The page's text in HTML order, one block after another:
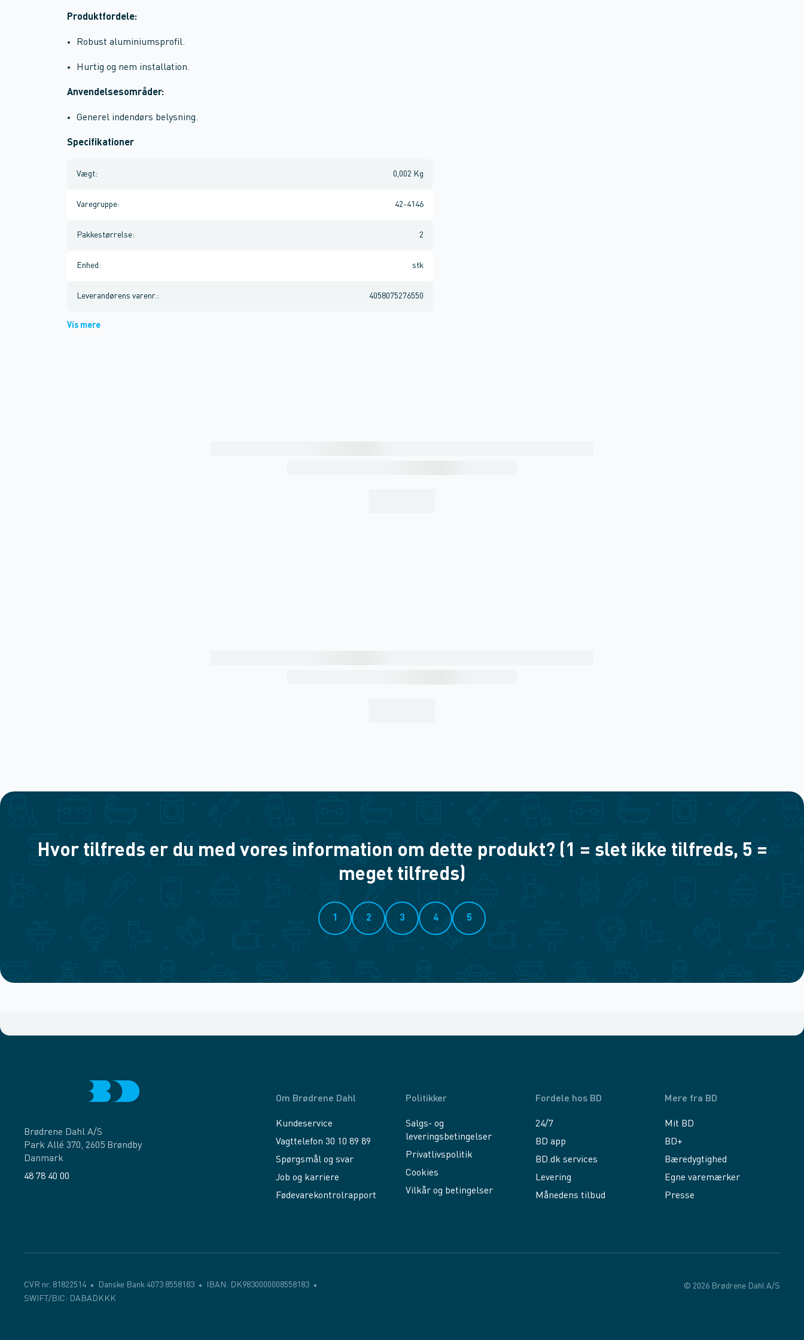
Produktfordele:
Robust aluminiumsprofil.
Hurtig og nem installation.
Anvendelsesområder:
Generel indendørs belysning.
Specifikationer
Vægt: 0,002 Kg
Varegruppe: 42-4146
Pakkestørrelse: 2
Enhed : stk
Leverandørens varenr. : 4058075276550
Vis mere
Hvor tilfreds er du med vores information om dette produkt? (1 = slet ikke tilfreds, 5 =
meget tilfreds)
1 2 3 4 5
Brødrene Dahl A/S
Park Allé 370, 2605 Brøndby
Danmark
48 78 40 00
Om Brødrene Dahl
Kundeservice
Vagttelefon 30 10 89 89
Spørgsmål og svar
Job og karriere
Fødevarekontrolrapport
Politikker
Salgs- og
leveringsbetingelser
Privatlivspolitik
Cookies
Vilkår og betingelser
Fordele hos BD
24/7
BD app
BD.dk services
Levering
Månedens tilbud
Mere fra BD
Mit BD
BD+
Bæredygtighed
Egne varemærker
Presse
CVR nr. 81822514 Danske Bank 4073 8558183
IBAN: DK9830000008558183
SWIFT/BIC: DABADKKK
© 2026 Brødrene Dahl A/S